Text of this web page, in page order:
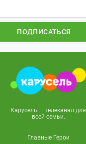
ПОДПИСАТЬСЯ
Карусель — телеканал для
всей семьи.
Главные Герои